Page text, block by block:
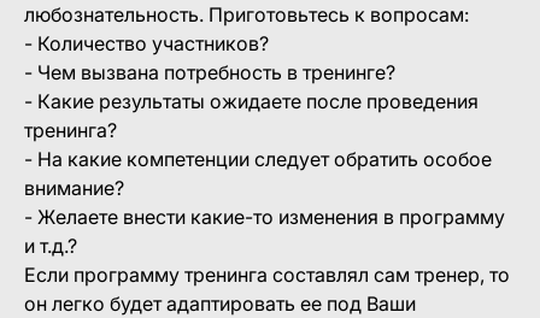
любознательность. Приготовьтесь к вопросам:
- Количество участников?
- Чем вызвана потребность в тренинге?
- Какие результаты ожидаете после проведения
тренинга?
- На какие компетенции следует обратить особое
внимание?
- Желаете внести какие-то изменения в программу
и т.д.?
Если программу тренинга составлял сам тренер, то
он легко будет адаптировать ее под Ваши